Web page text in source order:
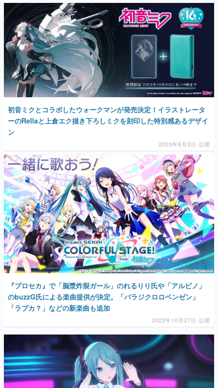
初音ミクとコラボしたウォークマンが発売決定！イラストレータ
ーのRellaと上倉エク描き下ろしミクを刻印した特別感あるデザイ
ン
2023年8月3日 公開
『プロセカ』で「脳漿炸裂ガール」のれるりり氏や「アルビノ」
のbuzzG氏による楽曲提供が決定。「パラジクロロベンゼン」
「ラブカ？」などの新楽曲も追加
2022年10月27日 公開